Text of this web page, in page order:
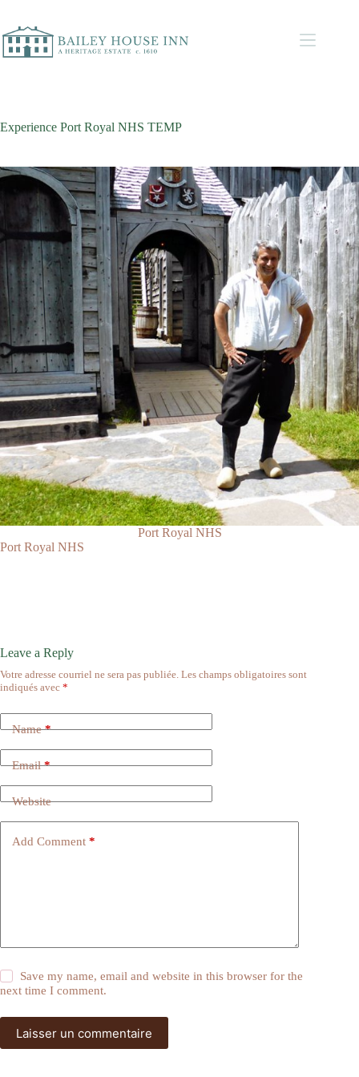
Experience Port Royal NHS TEMP
Port Royal NHS
Port Royal NHS
Leave a Reply
Votre adresse courriel ne sera pas publiée. Les champs obligatoires sont
indiqués avec *
Name*
Email*
Website
Add Comment *
Save my name, email and website in this browser for the
next time I comment.
Laisser un commentaire